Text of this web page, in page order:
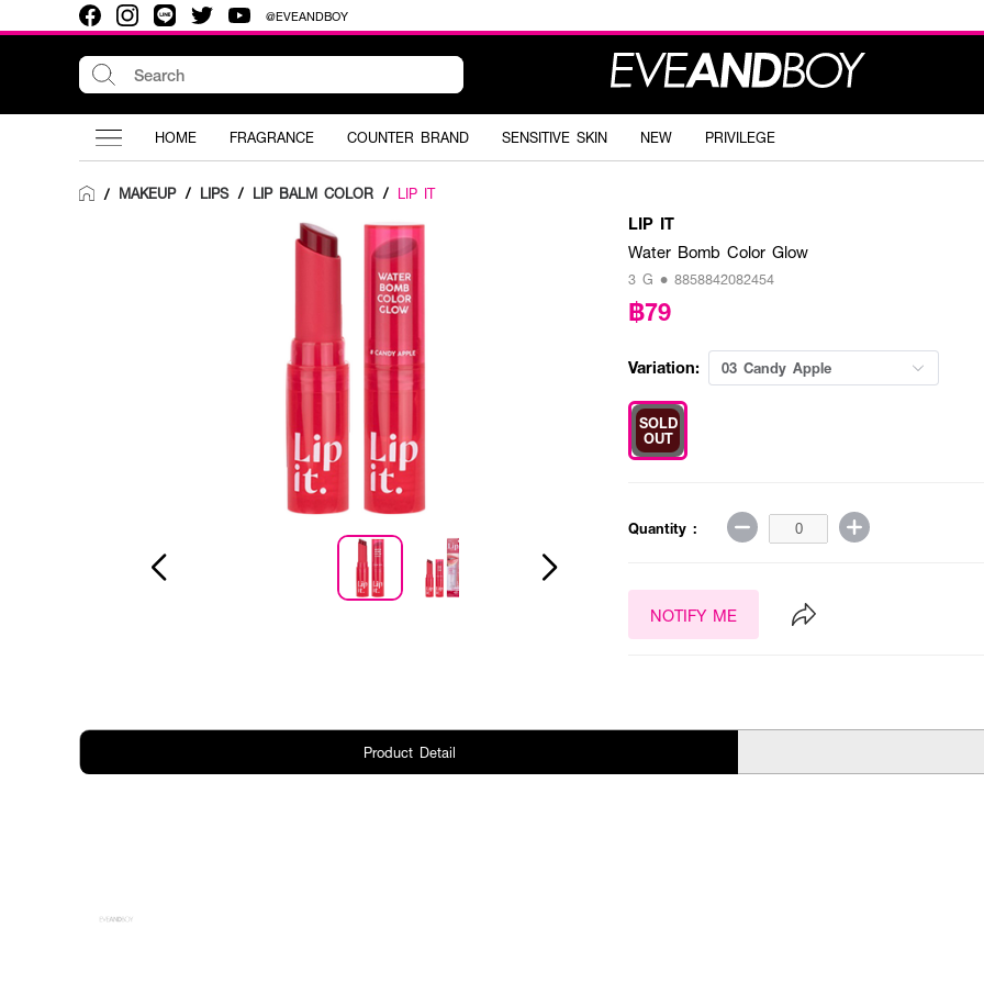
@EVEANDBOY
HOME FRAGRANCE COUNTER BRAND SENSITIVE SKIN NEW PRIVILEGE
/ MAKEUP / LIPS / LIP BALM COLOR / LIP IT
LIP IT
Water Bomb Color Glow
3 G • 8858842082454
฿79
Variation: 03 Candy Apple
SOLD
OUT
Quantity :
NOTIFY ME
Product Detail